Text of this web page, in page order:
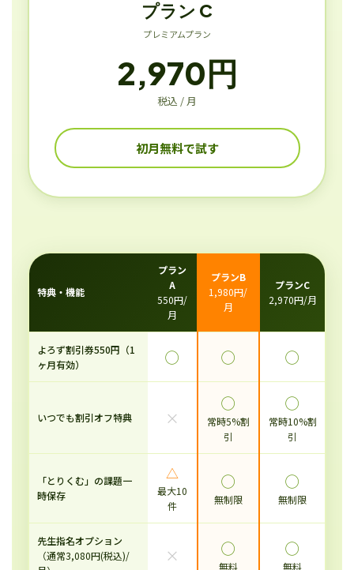
プラン C
プレミアムプラン
2,970円
税込 / 月
初月無料で試す
特典・機能
プラン
A
550円/
月
プランB
1,980円/
月
プランC
2,970円/月
よろず割引券550円（1
ヶ月有効）
◯ ◯ ◯
いつでも割引オフ特典 ×
◯
常時5%割
引
◯
常時10%割
引
「とりくむ」の課題一
時保存
△
最大10
件
◯
無制限
◯
無制限
先生指名オプション
（通常3,080円(税込)/
× ◯
無料
◯
無料